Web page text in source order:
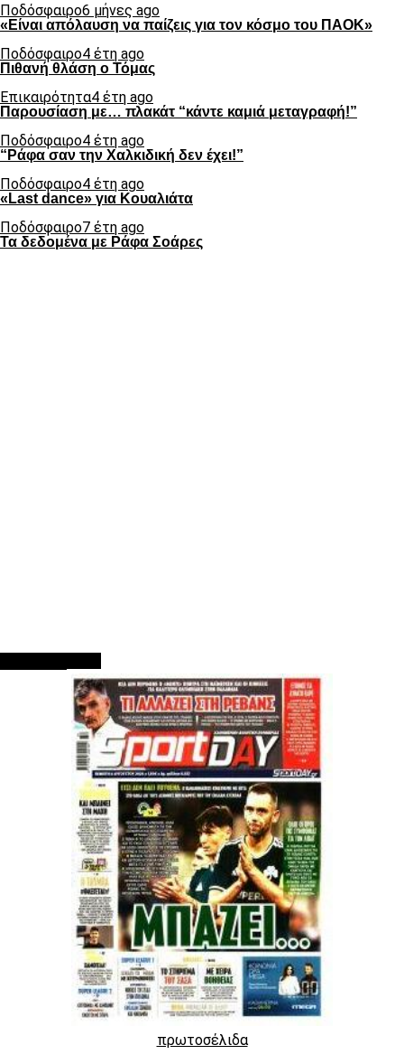
Ποδόσφαιρο6 μήνες ago
«Είναι απόλαυση να παίζεις για τον κόσμο του ΠΑΟΚ»
Ποδόσφαιρο4 έτη ago
Πιθανή θλάση ο Τόμας
Επικαιρότητα4 έτη ago
Παρουσίαση με… πλακάτ “κάντε καμιά μεταγραφή!”
Ποδόσφαιρο4 έτη ago
“Ράφα σαν την Χαλκιδική δεν έχει!”
Ποδόσφαιρο4 έτη ago
«Last dance» για Κουαλιάτα
Ποδόσφαιρο7 έτη ago
Τα δεδομένα με Ράφα Σοάρες
πρωτοσέλιδα